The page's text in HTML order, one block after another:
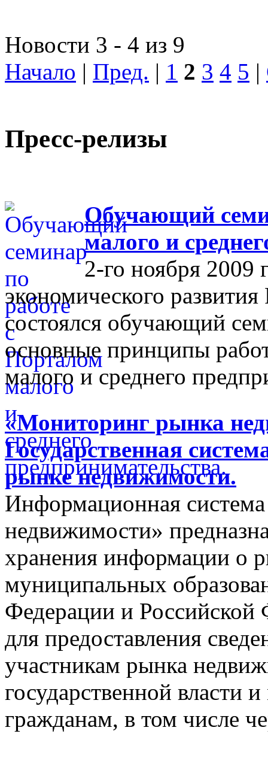
Новости 3 - 4 из 9
Начало | Пред. | 1 2 3 4 5 |
Пресс-релизы
Обучающий
малого и
2-го ноября 2009
экономического
состоялся обучающий
основные принципы
малого и среднего
«Мониторинг рынка
Государственная
рынке недвижимости.
Информационная
недвижимости»
хранения информации о
муниципальных
Федерации и Российской
для предоставления
участникам рынка
государственной власти
гражданам, в том числе